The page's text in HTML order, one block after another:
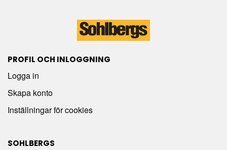
PROFIL OCH INLOGGNING
Logga in
Skapa konto
Inställningar för cookies
SOHLBERGS